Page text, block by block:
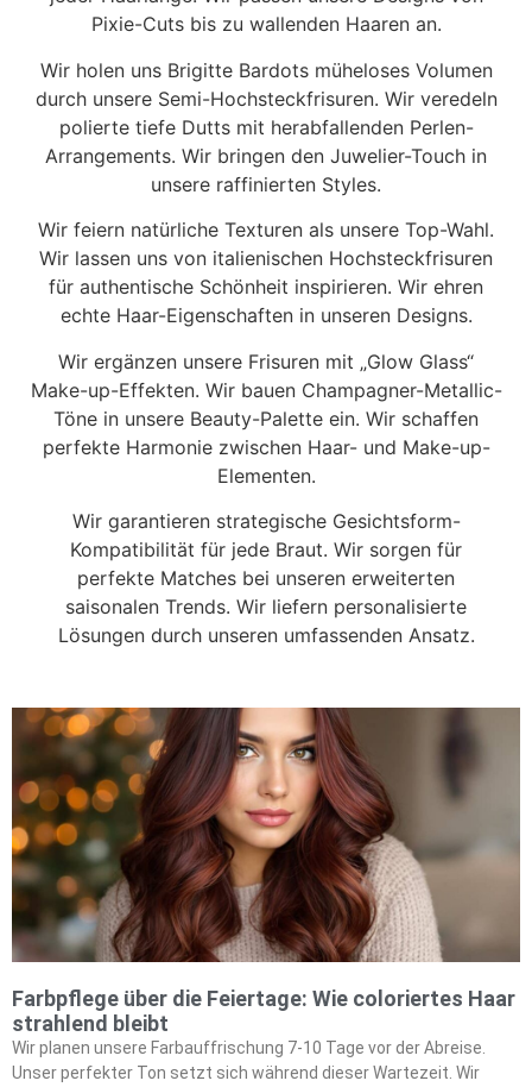
Pixie-Cuts bis zu wallenden Haaren an.
Wir holen uns Brigitte Bardots müheloses Volumen
durch unsere Semi-Hochsteckfrisuren. Wir veredeln
polierte tiefe Dutts mit herabfallenden Perlen-
Arrangements. Wir bringen den Juwelier-Touch in
unsere raffinierten Styles.
Wir feiern natürliche Texturen als unsere Top-Wahl.
Wir lassen uns von italienischen Hochsteckfrisuren
für authentische Schönheit inspirieren. Wir ehren
echte Haar-Eigenschaften in unseren Designs.
Wir ergänzen unsere Frisuren mit „Glow Glass“
Make-up-Effekten. Wir bauen Champagner-Metallic-
Töne in unsere Beauty-Palette ein. Wir schaffen
perfekte Harmonie zwischen Haar- und Make-up-
Elementen.
Wir garantieren strategische Gesichtsform-
Kompatibilität für jede Braut. Wir sorgen für
perfekte Matches bei unseren erweiterten
saisonalen Trends. Wir liefern personalisierte
Lösungen durch unseren umfassenden Ansatz.
Farbpflege über die Feiertage: Wie coloriertes Haar
strahlend bleibt
Wir planen unsere Farbauffrischung 7-10 Tage vor der Abreise.
Unser perfekter Ton setzt sich während dieser Wartezeit. Wir